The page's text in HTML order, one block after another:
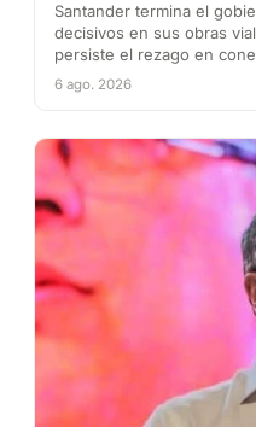
Santander termina el
decisivos en sus obras
persiste el rezago en
6 ago. 2026